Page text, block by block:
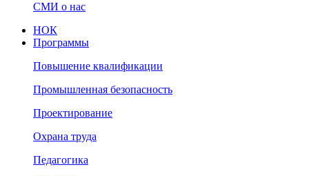
СМИ о нас
НОК
Программы
Повышение квалификации
Промышленная безопасность
Проектирование
Охрана труда
Педагогика